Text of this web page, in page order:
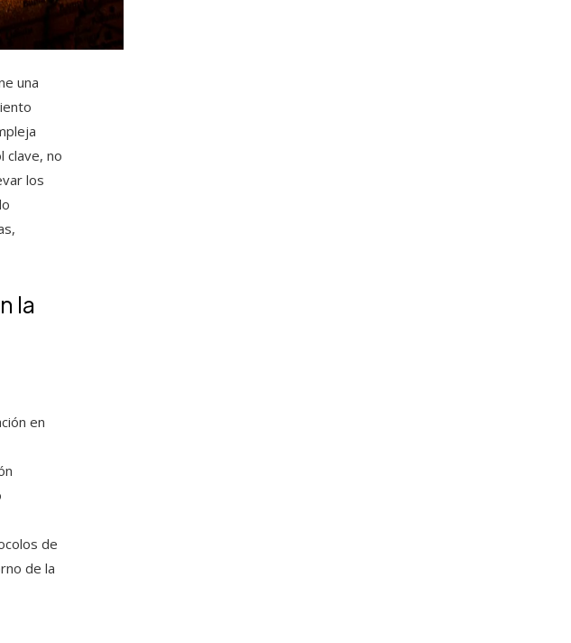
una
clave, no
los
la
en
de
de la